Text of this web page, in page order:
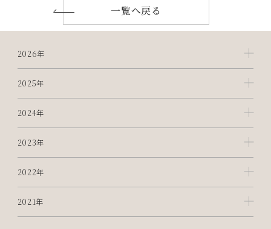
一覧へ戻る
2026年
2025年
2024年
2023年
2022年
2021年